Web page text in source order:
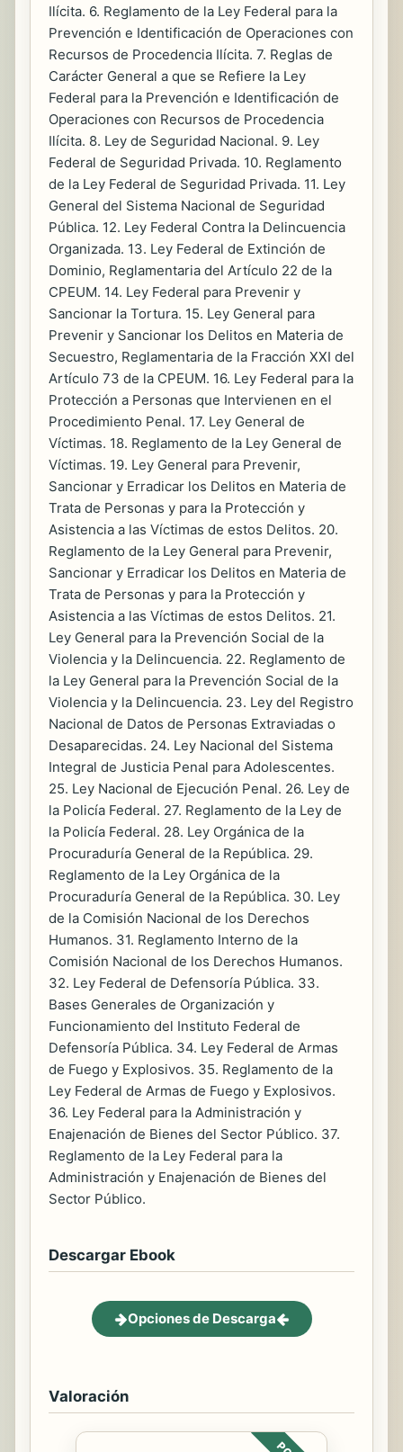
Ilícita. 6. Reglamento de la Ley Federal para la
Prevención e Identificación de Operaciones con
Recursos de Procedencia Ilícita. 7. Reglas de
Carácter General a que se Refiere la Ley
Federal para la Prevención e Identificación de
Operaciones con Recursos de Procedencia
Ilícita. 8. Ley de Seguridad Nacional. 9. Ley
Federal de Seguridad Privada. 10. Reglamento
de la Ley Federal de Seguridad Privada. 11. Ley
General del Sistema Nacional de Seguridad
Pública. 12. Ley Federal Contra la Delincuencia
Organizada. 13. Ley Federal de Extinción de
Dominio, Reglamentaria del Artículo 22 de la
CPEUM. 14. Ley Federal para Prevenir y
Sancionar la Tortura. 15. Ley General para
Prevenir y Sancionar los Delitos en Materia de
Secuestro, Reglamentaria de la Fracción XXI del
Artículo 73 de la CPEUM. 16. Ley Federal para la
Protección a Personas que Intervienen en el
Procedimiento Penal. 17. Ley General de
Víctimas. 18. Reglamento de la Ley General de
Víctimas. 19. Ley General para Prevenir,
Sancionar y Erradicar los Delitos en Materia de
Trata de Personas y para la Protección y
Asistencia a las Víctimas de estos Delitos. 20.
Reglamento de la Ley General para Prevenir,
Sancionar y Erradicar los Delitos en Materia de
Trata de Personas y para la Protección y
Asistencia a las Víctimas de estos Delitos. 21.
Ley General para la Prevención Social de la
Violencia y la Delincuencia. 22. Reglamento de
la Ley General para la Prevención Social de la
Violencia y la Delincuencia. 23. Ley del Registro
Nacional de Datos de Personas Extraviadas o
Desaparecidas. 24. Ley Nacional del Sistema
Integral de Justicia Penal para Adolescentes.
25. Ley Nacional de Ejecución Penal. 26. Ley de
la Policía Federal. 27. Reglamento de la Ley de
la Policía Federal. 28. Ley Orgánica de la
Procuraduría General de la República. 29.
Reglamento de la Ley Orgánica de la
Procuraduría General de la República. 30. Ley
de la Comisión Nacional de los Derechos
Humanos. 31. Reglamento Interno de la
Comisión Nacional de los Derechos Humanos.
32. Ley Federal de Defensoría Pública. 33.
Bases Generales de Organización y
Funcionamiento del Instituto Federal de
Defensoría Pública. 34. Ley Federal de Armas
de Fuego y Explosivos. 35. Reglamento de la
Ley Federal de Armas de Fuego y Explosivos.
36. Ley Federal para la Administración y
Enajenación de Bienes del Sector Público. 37.
Reglamento de la Ley Federal para la
Administración y Enajenación de Bienes del
Sector Público.
Descargar Ebook
Opciones de Descarga
Valoración